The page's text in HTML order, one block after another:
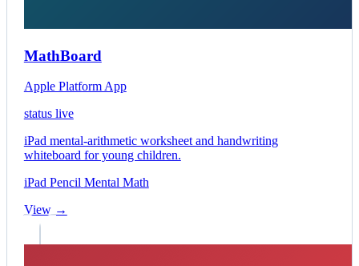
MathBoard
Apple Platform App
status live
iPad mental-arithmetic worksheet and handwriting
whiteboard for young children.
iPad Pencil Mental Math
View →